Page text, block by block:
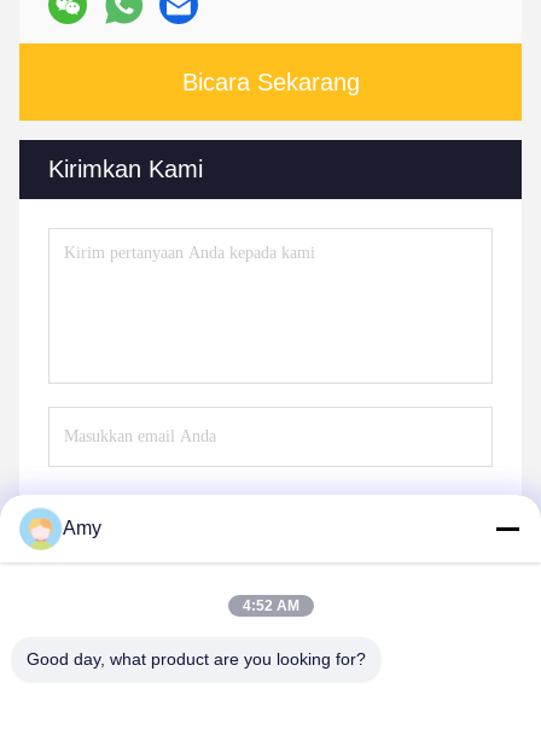
Bicara Sekarang
Kirimkan Kami
Amy
4:52 AM
Good day, what product are you looking for?